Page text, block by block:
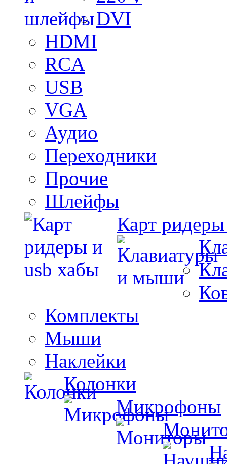
DVI
HDMI
RCA
USB
VGA
Аудио
Переходники
Прочие
Шлейфы
Карт
Комплекты
Мыши
Наклейки
Колонки
Микрофоны